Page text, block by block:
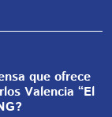
que ofrece
Valencia “El